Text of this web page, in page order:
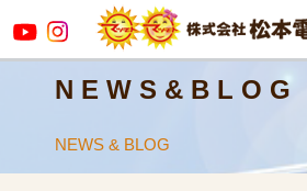
N E W S & B L O G
NEWS & BLOG